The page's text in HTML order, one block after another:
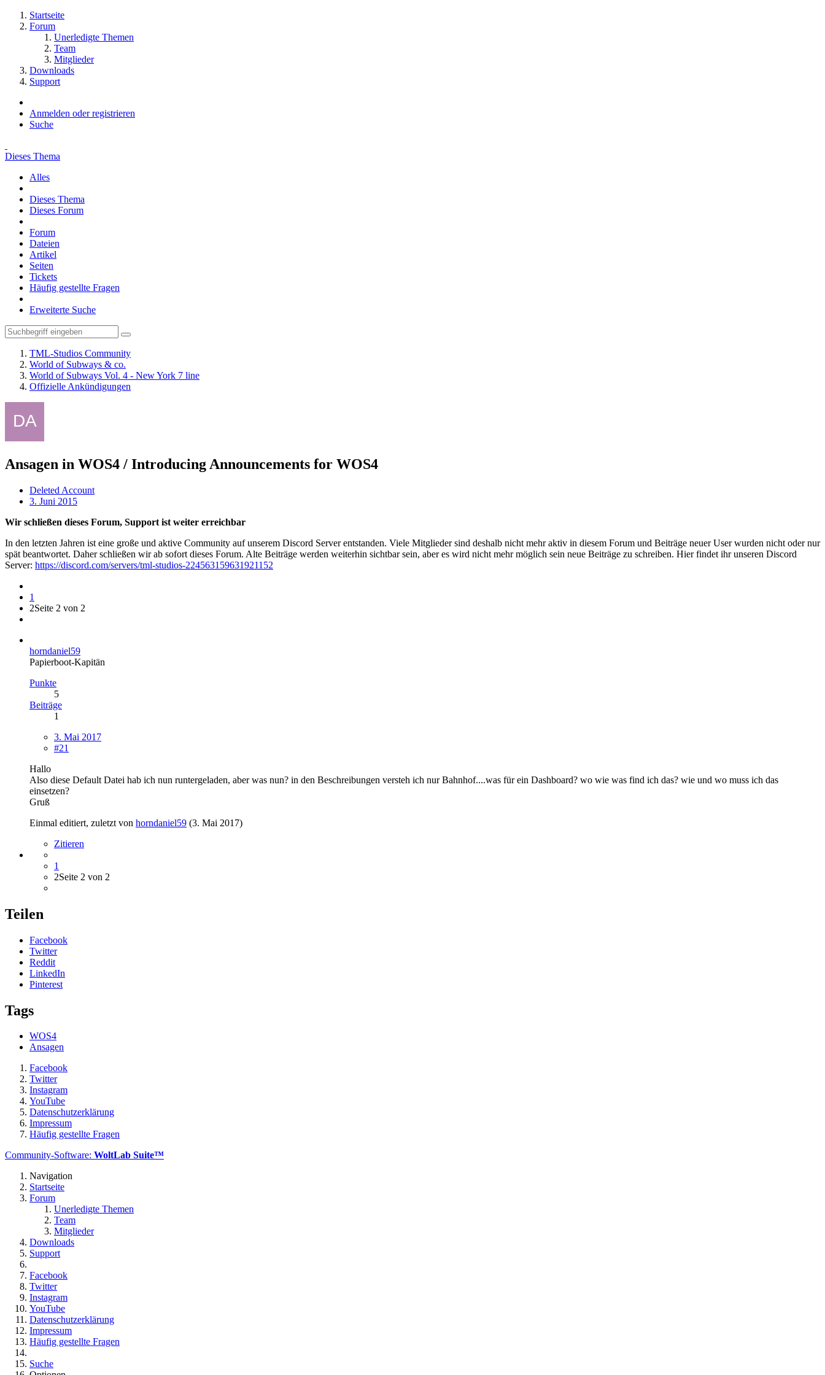
Startseite
Forum
Unerledigte Themen
Team
Mitglieder
Downloads
Support
Anmelden oder registrieren
Suche
Dieses Thema
Alles
Dieses Thema
Dieses Forum
Forum
Dateien
Artikel
Seiten
Tickets
Häufig gestellte Fragen
Erweiterte Suche
TML-Studios Community
World of Subways & co.
World of Subways Vol. 4 - New York 7 line
Offizielle Ankündigungen
Ansagen in WOS4 / Introducing Announcements for WOS4
Deleted Account
3. Juni 2015
Wir schließen dieses Forum, Support ist weiter erreichbar
In den letzten Jahren ist eine große und aktive Community auf unserem Discord Server entstanden. Viele Mitglieder sind deshalb nicht mehr aktiv in diesem Forum und Beiträge neuer User wurden nicht oder nur
spät beantwortet. Daher schließen wir ab sofort dieses Forum. Alte Beiträge werden weiterhin sichtbar sein, aber es wird nicht mehr möglich sein neue Beiträge zu schreiben. Hier findet ihr unseren Discord
Server: https://discord.com/servers/tml-studios-224563159631921152
1
2Seite 2 von 2
horndaniel59
Papierboot-Kapitän
Punkte
5
Beiträge
1
3. Mai 2017
#21
Hallo
Also diese Default Datei hab ich nun runtergeladen, aber was nun? in den Beschreibungen versteh ich nur Bahnhof....was für ein Dashboard? wo wie was find ich das? wie und wo muss ich das
einsetzen?
Gruß
Einmal editiert, zuletzt von horndaniel59 (3. Mai 2017)
Zitieren
1
2Seite 2 von 2
Teilen
Facebook
Twitter
Reddit
LinkedIn
Pinterest
Tags
WOS4
Ansagen
Facebook
Twitter
Instagram
YouTube
Datenschutzerklärung
Impressum
Häufig gestellte Fragen
Community-Software: WoltLab Suite™
Navigation
Startseite
Forum
Unerledigte Themen
Team
Mitglieder
Downloads
Support
Facebook
Twitter
Instagram
YouTube
Datenschutzerklärung
Impressum
Häufig gestellte Fragen
Suche